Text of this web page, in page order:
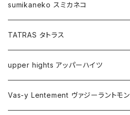
sumikaneko スミカネコ
TATRAS タトラス
upper hights アッパーハイツ
Vas-y Lentement ヴァジーラントモン